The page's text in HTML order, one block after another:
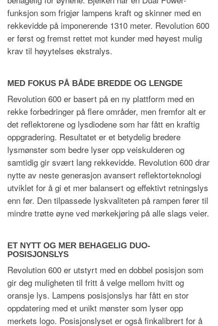
funksjon som frigjør lampens kraft og skinner med en
rekkevidde på imponerende 1310 meter. Revolution 600
er først og fremst rettet mot kunder med høyest mulig
krav til høyytelses ekstralys.
MED FOKUS PÅ BÅDE BREDDE OG LENGDE
Revolution 600 er basert på en ny plattform med en
rekke forbedringer på flere områder, men fremfor alt er
det reflektorene og lysdiodene som har fått en kraftig
oppgradering. Resultatet er et betydelig bredere
lysmønster som bedre lyser opp veiskulderen og
samtidig gir svært lang rekkevidde. Revolution 600 drar
nytte av neste generasjon avansert reflektorteknologi
utviklet for å gi et mer balansert og effektivt retningslys
enn før. Den tilpassede lyskvaliteten på rampen fører til
mindre trøtte øyne ved mørkekjøring på alle slags veier.
ET NYTT OG MER BEHAGELIG DUO-
POSISJONSLYS
Revolution 600 er utstyrt med en dobbel posisjon som
gir deg muligheten til fritt å velge mellom hvitt og
oransje lys. Lampens posisjonslys har fått en stor
oppdatering med et unikt mønster som lyser opp
merkets logo. Posisjonslyset er også finkalibrert for å